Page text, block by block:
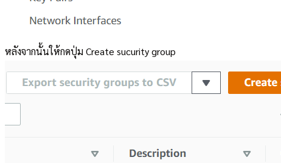
หลังจากนั้นให้กดปุ่ม Create sucurity group